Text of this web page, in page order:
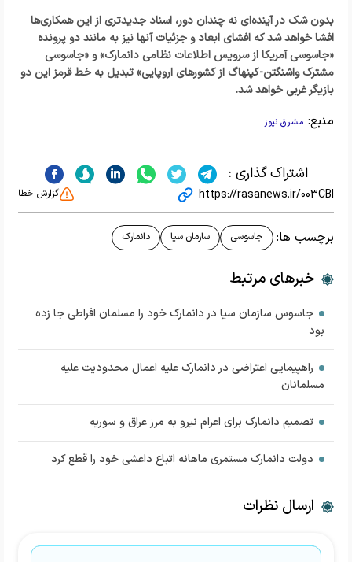
بدون شک در آینده‌ای نه چندان دور، اسناد جدیدتری از این همکاری‌ها
افشا خواهد شد که افشای ابعاد و جزئیات آنها نیز به مانند دو پرونده
«جاسوسی آمریکا از سرویس اطلاعات نظامی دانمارک» و «جاسوسی
مشترک واشنگتن-کپنهاگ از کشورهای اروپایی» تبدیل به خط قرمز این دو
بازیگر غربی خواهد شد.
منبع: مشرق نیوز
اشتراک گذاری :
https://rasanews.ir/003CBI گزارش خطا
برچسب ها: جاسوسی سازمان سیا دانمارک
خبرهای مرتبط
جاسوس سازمان سیا در دانمارک خود را مسلمان افراطی جا زده
بود
راهپیمایی اعتراضی در دانمارک علیه اعمال محدودیت علیه
مسلمانان
تصمیم دانمارک برای اعزام نیرو به مرز عراق و سوریه
دولت دانمارک مستمری ماهانه اتباع داعشی خود را قطع کرد
ارسال نظرات